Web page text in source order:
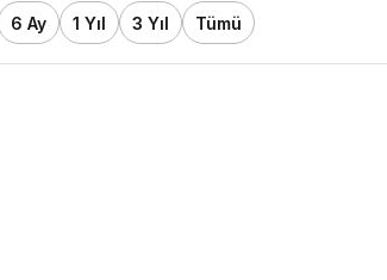
6 Ay 1 Yıl 3 Yıl Tümü